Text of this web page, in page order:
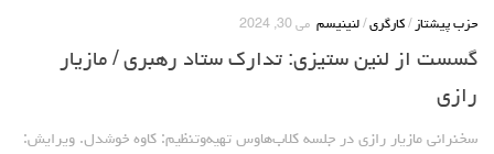
شبکه همبستگی کارگری
حزب پیشتاز / کارگری / لنینیسم می 30, 2024
گسست از لنین ستیزی: تدارک ستاد رهبری / مازیار
رازی
سخنرانی مازیار رازی در جلسه کلاب‌هاوس تهیه‌وتنظیم: کاوه خوشدل. ویرایش: